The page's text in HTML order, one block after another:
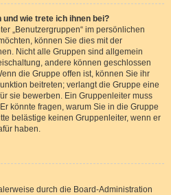
wie trete ich ihnen bei?
„Benutzergruppen“ im persönlichen
können Sie dies mit der
Nicht alle Gruppen sind allgemein
andere können geschlossen
die Gruppe offen ist, können Sie ihr
beitreten; verlangt die Gruppe eine
sie bewerben. Ein Gruppenleiter muss
könnte fragen, warum Sie in die Gruppe
belästige keinen Gruppenleiter, wenn er
haben.
durch die Board-Administration